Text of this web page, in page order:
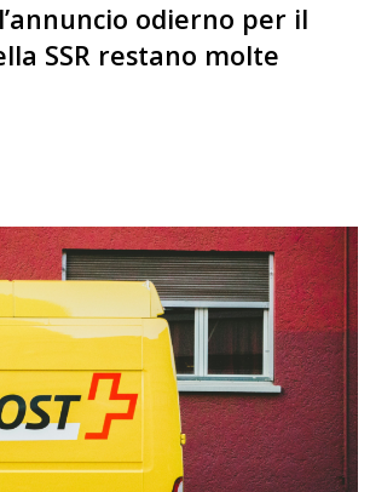
odierno per il
SSR restano molte